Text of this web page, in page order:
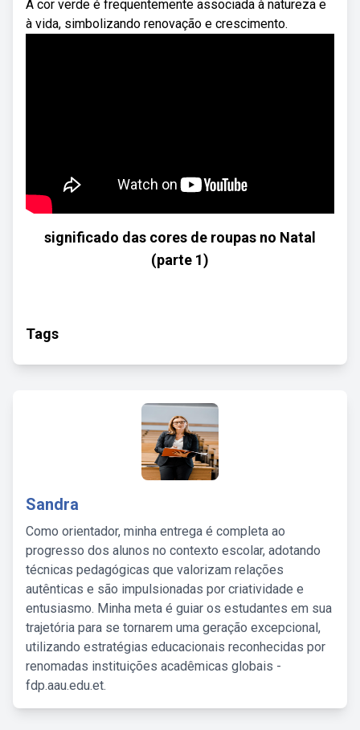
A cor verde é frequentemente associada à natureza e
à vida, simbolizando renovação e crescimento.
significado das cores de roupas no Natal
(parte 1)
Tags
Sandra
Como orientador, minha entrega é completa ao
progresso dos alunos no contexto escolar, adotando
técnicas pedagógicas que valorizam relações
autênticas e são impulsionadas por criatividade e
entusiasmo. Minha meta é guiar os estudantes em sua
trajetória para se tornarem uma geração excepcional,
utilizando estratégias educacionais reconhecidas por
renomadas instituições acadêmicas globais -
fdp.aau.edu.et.